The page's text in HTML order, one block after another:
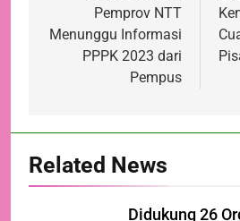
Pemprov NTT
Menunggu Informasi
PPPK 2023 dari
Pempus
Related News
Didukung 26